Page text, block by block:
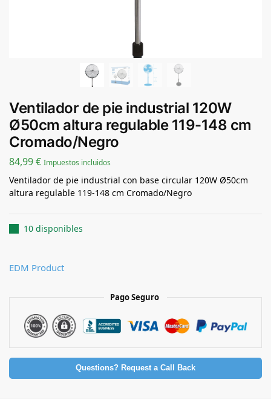
Ventilador de pie industrial 120W
Ø50cm altura regulable 119-148 cm
Cromado/Negro
84,99€ Impuestos incluidos
Ventilador de pie industrial con base circular 120W Ø50cm
altura regulable 119-148 cm Cromado/Negro
10 disponibles
EDM Product
Pago Seguro
Questions? Request a Call Back